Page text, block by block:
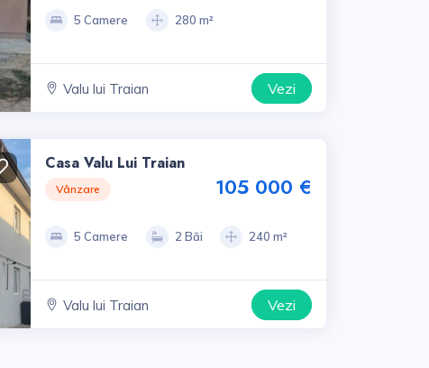
5 Camere 280 m²
Valu lui Traian Vezi
Casa Valu Lui Traian
Vânzare 105 000 €
5 Camere 2 Băi 240 m²
Valu lui Traian Vezi